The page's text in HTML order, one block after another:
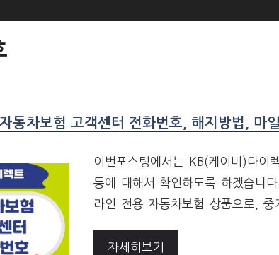
동차보험 고객센터 전화번호, 해지방법, 마
이번포스팅에서는 KB(케이비)다이
등에 대해서 확인하도록 하겠습니
라인 전용 자동차보험 상품으로,
자세히보기